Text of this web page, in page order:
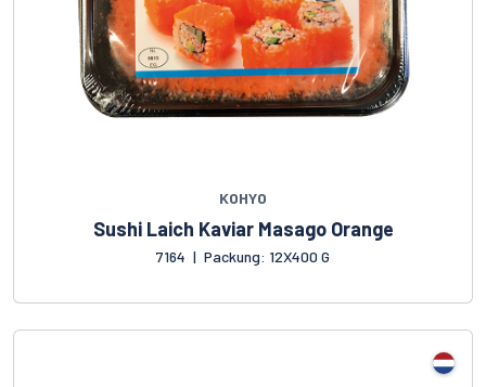
KOHYO
Sushi Laich Kaviar Masago Orange
7164 | Packung: 12X400 G